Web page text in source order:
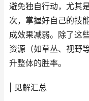
避免独自行动，尤其
次，掌握好自己的技
成效果减弱。除了这
资源（如草丛、视野
升整体的胜率。
| 见解汇总